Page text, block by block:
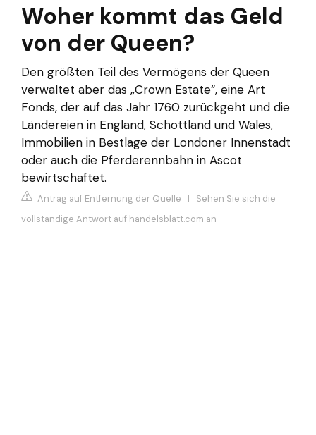
Woher kommt das Geld
von der Queen?
Den größten Teil des Vermögens der Queen
verwaltet aber das „Crown Estate“, eine Art
Fonds, der auf das Jahr 1760 zurückgeht und die
Ländereien in England, Schottland und Wales,
Immobilien in Bestlage der Londoner Innenstadt
oder auch die Pferderennbahn in Ascot
bewirtschaftet.
Antrag auf Entfernung der Quelle | Sehen Sie sich die
vollständige Antwort auf handelsblatt.com an